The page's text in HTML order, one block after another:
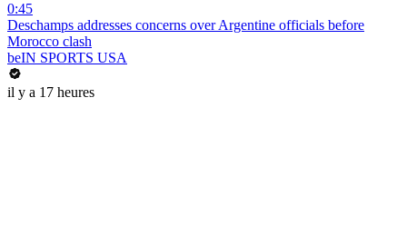
0:45
Deschamps addresses concerns over Argentine officials before
Morocco clash
beIN SPORTS USA
il y a 17 heures